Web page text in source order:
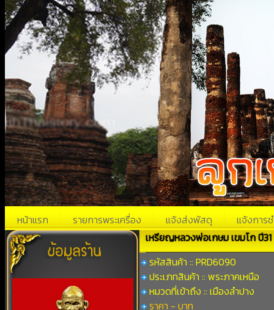
หน้าแรก รายการพระเครื่อง แจ้งส่งพัสดุ แจ้งการช
เหรียญหลวงพ่อเกษม เขมโก ปี31
รหัสสินค้า :: PRD6090
ประเภทสินค้า :: พระภาคเหนือ
หมวดที่เข้าถึง :: เมืองลำปาง
ราคา - บาท